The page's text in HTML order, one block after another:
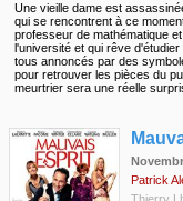
Une vieille dame est
qui se rencontrent à ce
professeur de mathématique
l'université et qui rêve
tous annoncés par des
pour retrouver les pièces du
meurtrier sera une réelle
Patrick